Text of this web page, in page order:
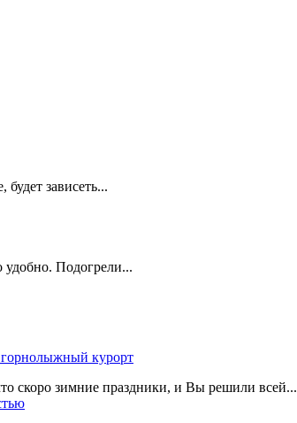
зависеть...
удобно. Подогрели...
курорт
скоро зимние праздники, и Вы решили всей...